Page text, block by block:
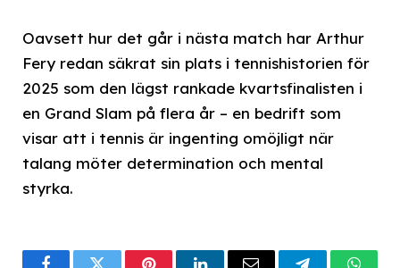
Oavsett hur det går i nästa match har Arthur
Fery redan säkrat sin plats i tennishistorien för
2025 som den lägst rankade kvartsfinalisten i
en Grand Slam på flera år – en bedrift som
visar att i tennis är ingenting omöjligt när
talang möter determination och mental
styrka.